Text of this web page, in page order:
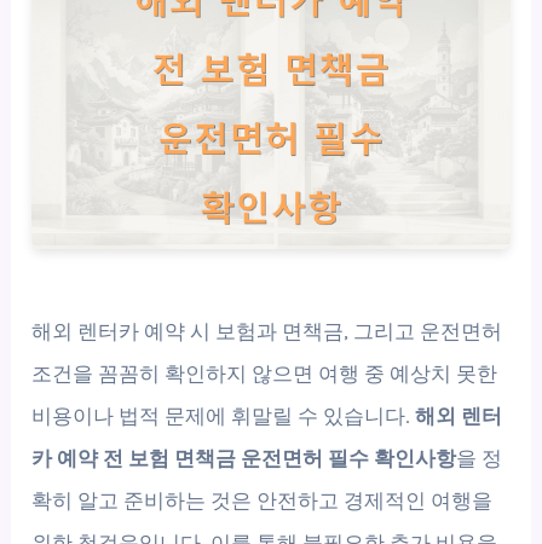
해외 렌터카 예약 시 보험과 면책금, 그리고 운전면허
조건을 꼼꼼히 확인하지 않으면 여행 중 예상치 못한
비용이나 법적 문제에 휘말릴 수 있습니다.해외 렌터
카 예약 전 보험 면책금 운전면허 필수 확인사항을 정
확히 알고 준비하는 것은 안전하고 경제적인 여행을